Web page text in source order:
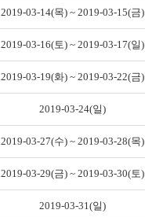
2019-03-14(목) ~ 2019-03-15(금)
2019-03-16(토) ~ 2019-03-17(일)
2019-03-19(화) ~ 2019-03-22(금)
2019-03-24(일)
2019-03-27(수) ~ 2019-03-28(목)
2019-03-29(금) ~ 2019-03-30(토)
2019-03-31(일)